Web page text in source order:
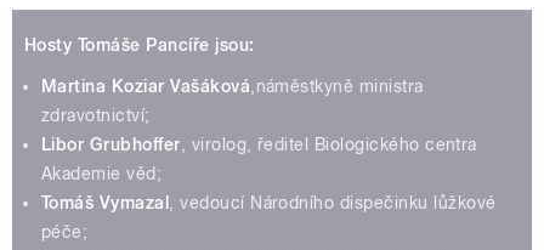
Hosty Tomáše Pancíře jsou:
Martina Koziar Vašáková,náměstkyně ministra
zdravotnictví;
Libor Grubhoffer, virolog, ředitel Biologického centra
Akademie věd;
Tomáš Vymazal , vedoucí Národního dispečinku lůžkové
péče;